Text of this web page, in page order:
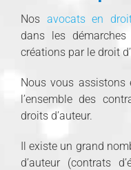
Nosavocats en droit
dans les
créations par le droit
Nous vous assistons
l’ensemble des
droits d’auteur.
Il existe un grand
d’auteur (contrats